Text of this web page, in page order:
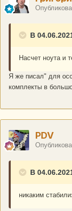
В
Насчет ноута и
Я же писал" для
комплекты в
PDV
В
никаким